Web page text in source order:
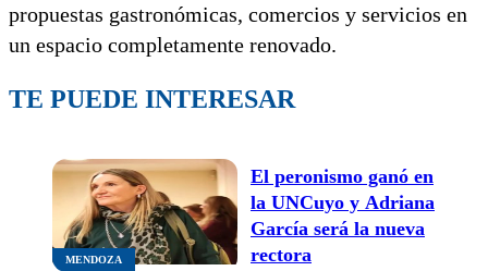
propuestas gastronómicas, comercios y servicios en
un espacio completamente renovado.
TE PUEDE INTERESAR
MENDOZA
El peronismo ganó en
la UNCuyo y Adriana
García será la nueva
rectora